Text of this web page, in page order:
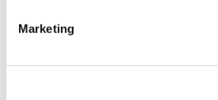
Marketing